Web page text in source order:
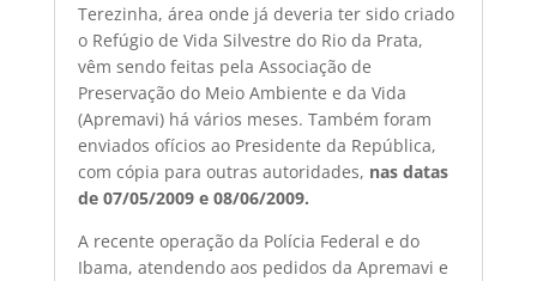
Terezinha, área onde já deveria ter sido criado
o Refúgio de Vida Silvestre do Rio da Prata,
vêm sendo feitas pela Associação de
Preservação do Meio Ambiente e da Vida
(Apremavi) há vários meses. Também foram
enviados ofícios ao Presidente da República,
com cópia para outras autoridades, nas datas
de 07/05/2009 e 08/06/2009.
A recente operação da Polícia Federal e do
Ibama, atendendo aos pedidos da Apremavi e